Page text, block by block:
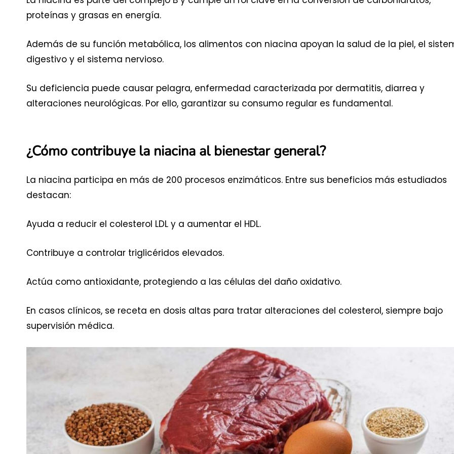
proteínas y grasas en energía.
Además de su función metabólica, los alimentos con niacina apoyan la salud de la piel, el
digestivo y el sistema nervioso.
Su deficiencia puede causar pelagra, enfermedad caracterizada por dermatitis, diarrea y
alteraciones neurológicas. Por ello, garantizar su consumo regular es fundamental.
¿Cómo contribuye la niacina al bienestar general?
La niacina participa en más de 200 procesos enzimáticos. Entre sus beneficios más estudiados
destacan:
Ayuda a reducir el colesterol LDL y a aumentar el HDL.
Contribuye a controlar triglicéridos elevados.
Actúa como antioxidante, protegiendo a las células del daño oxidativo.
En casos clínicos, se receta en dosis altas para tratar alteraciones del colesterol, siempre bajo
supervisión médica.